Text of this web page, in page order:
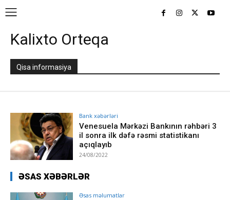
Kalixto Orteqa
Qisa informasiya
Bank xəbərləri
Venesuela Mərkəzi Bankının rəhbəri 3
il sonra ilk dəfə rəsmi statistikanı
açıqlayıb
24/08/2022
ƏSAS XƏBƏRLƏR
Əsas məlumatlar